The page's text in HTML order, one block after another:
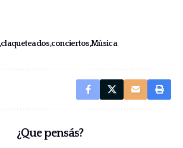
claqueteadosconciertosMúsica
¿Que pensás?